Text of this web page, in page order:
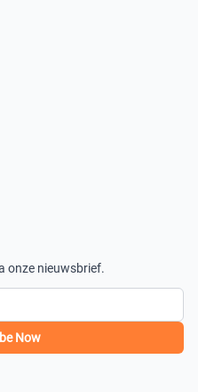
onze nieuwsbrief.
Now